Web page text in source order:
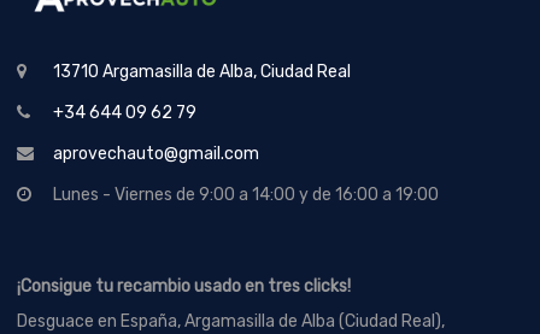
13710 Argamasilla de Alba, Ciudad Real
+34 644 09 62 79
aprovechauto@gmail.com
Lunes - Viernes de 9:00 a 14:00 y de 16:00 a 19:00
¡Consigue tu recambio usado en tres clicks!
Desguace en España, Argamasilla de Alba (Ciudad Real),